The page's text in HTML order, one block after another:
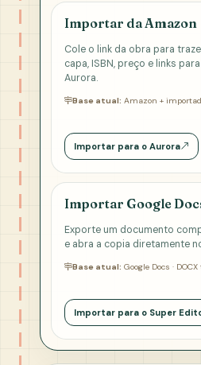
Importar da Amazon
Cole o link da obra para
capa, ISBN, preço e links
Aurora.
Base atual: Amazon +
Importar para o Aurora
Importar Google
Exporte um documento
e abra a copia diretamente
Base atual: Google Docs ·
Importar para o Super